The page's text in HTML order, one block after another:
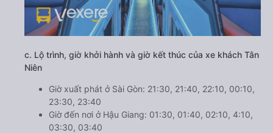
c. Lộ trình, giờ khởi hành và giờ kết thúc của xe khách Tân
Niên
Giờ xuất phát ở Sài Gòn: 21:30, 21:40, 22:10, 00:10,
23:30, 23:40
Giờ đến nơi ở Hậu Giang: 01:30, 01:40, 02:10, 4:10,
03:30, 03:40